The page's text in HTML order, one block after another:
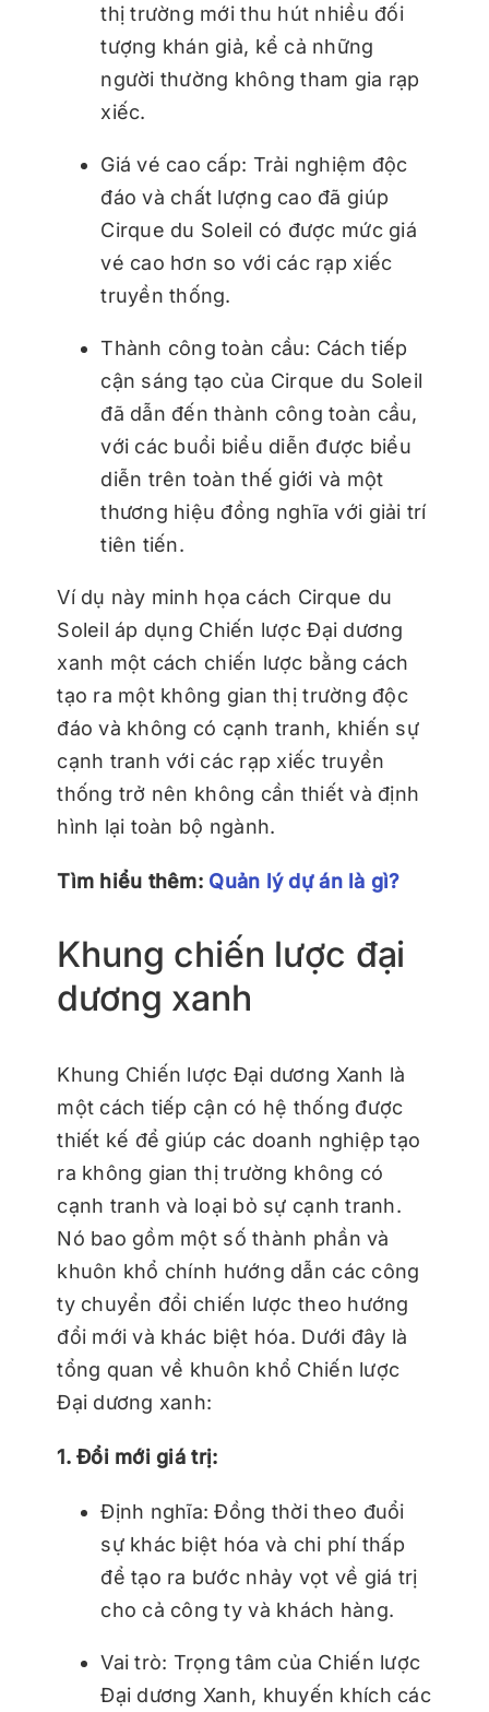
thị trường mới thu hút nhiều đối
tượng khán giả, kể cả những
người thường không tham gia rạp
xiếc.
Giá vé cao cấp: Trải nghiệm độc
đáo và chất lượng cao đã giúp
Cirque du Soleil có được mức giá
vé cao hơn so với các rạp xiếc
truyền thống.
Thành công toàn cầu: Cách tiếp
cận sáng tạo của Cirque du Soleil
đã dẫn đến thành công toàn cầu,
với các buổi biểu diễn được biểu
diễn trên toàn thế giới và một
thương hiệu đồng nghĩa với giải trí
tiên tiến.
Ví dụ này minh họa cách Cirque du
Soleil áp dụng Chiến lược Đại dương
xanh một cách chiến lược bằng cách
tạo ra một không gian thị trường độc
đáo và không có cạnh tranh, khiến sự
cạnh tranh với các rạp xiếc truyền
thống trở nên không cần thiết và định
hình lại toàn bộ ngành.
Tìm hiểu thêm: Quản lý dự án là gì?
Khung chiến lược đại
dương xanh
Khung Chiến lược Đại dương Xanh là
một cách tiếp cận có hệ thống được
thiết kế để giúp các doanh nghiệp tạo
ra không gian thị trường không có
cạnh tranh và loại bỏ sự cạnh tranh.
Nó bao gồm một số thành phần và
khuôn khổ chính hướng dẫn các công
ty chuyển đổi chiến lược theo hướng
đổi mới và khác biệt hóa. Dưới đây là
tổng quan về khuôn khổ Chiến lược
Đại dương xanh:
1. Đổi mới giá trị:
Định nghĩa: Đồng thời theo đuổi
sự khác biệt hóa và chi phí thấp
để tạo ra bước nhảy vọt về giá trị
cho cả công ty và khách hàng.
Vai trò: Trọng tâm của Chiến lược
Đại dương Xanh, khuyến khích các